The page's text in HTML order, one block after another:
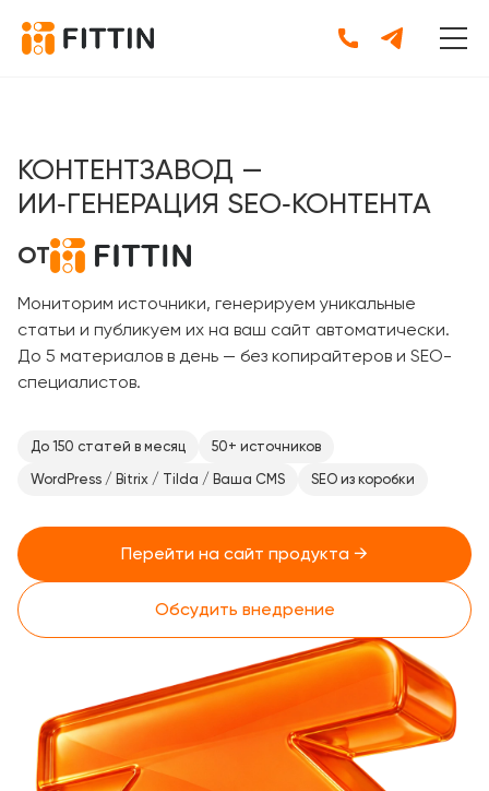
КОНТЕНТЗАВОД —
ИИ‑ГЕНЕРАЦИЯ SEO‑КОНТЕНТА
ОТ
Мониторим источники, генерируем уникальные
статьи и публикуем их на ваш сайт автоматически.
До 5 материалов в день — без копирайтеров и SEO-
специалистов.
До 150 статей в месяц
50+ источников
WordPress / Bitrix / Tilda / Ваша CMS
SEO из коробки
Перейти на сайт продукта →
Обсудить внедрение